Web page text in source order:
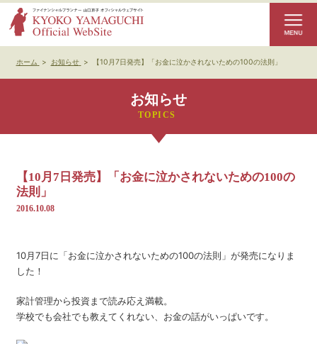
ホーム > お知らせ > 【10月7日発売】「お金に泣かされないための100の法則」
お知らせ
【10月7日発売】「お金に泣かされないための100の
法則」
2016.10.08
10月7日に「お金に泣かされないための100の法則」が発売になりま
した！
家計管理から投資まで読み応え満載。
学校でも会社でも教えてくれない、お金の話がいっぱいです。